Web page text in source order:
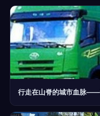
行走在山脊的城市血脉——